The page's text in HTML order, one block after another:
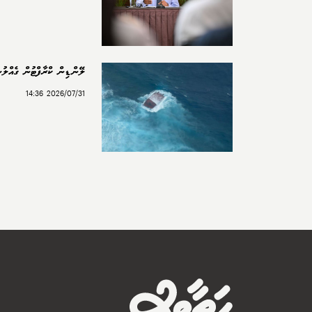
ލޭންޑިން ކްރާފްޓުން ގެއްލުނީ 2
2026/07/31 14:36